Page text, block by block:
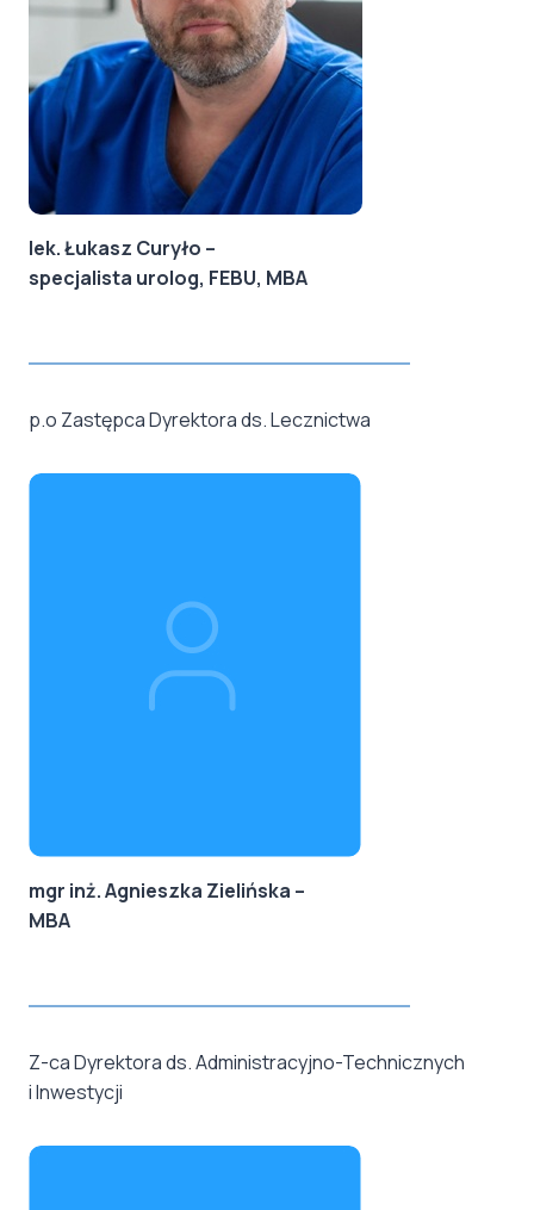
lek. Łukasz Curyło –
specjalista urolog, FEBU, MBA
p.o Zastępca Dyrektora ds. Lecznictwa
mgr inż. Agnieszka Zielińska –
MBA
Z-ca Dyrektora ds. Administracyjno-Technicznych
i Inwestycji